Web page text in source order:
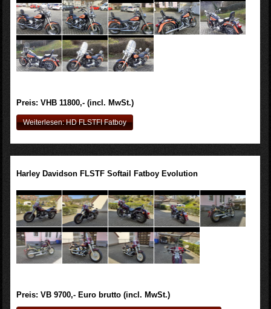
Preis: VHB 11800,- (incl. MwSt.)
Weiterlesen: HD FLSTFI Fatboy
Harley Davidson FLSTF Softail Fatboy Evolution
Preis: VB 9700,- Euro brutto (incl. MwSt.)